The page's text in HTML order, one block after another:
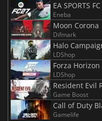
EA SPORTS
Eneba
Moon Corona
Difmark
Halo
LDShop
Forza Horizon
LDShop
Resident Evil
Game Boost
Call of Duty
Gamelife